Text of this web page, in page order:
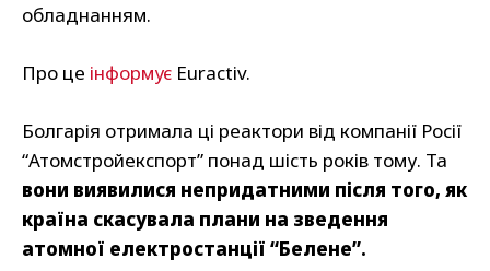
обладнанням.
Про це інформує Euractiv.
Болгарія отримала ці реактори від компанії Росії
“Атомстройекспорт” понад шість років тому. Та
вони виявилися непридатними після того, як
країна скасувала плани на зведення
атомної електростанції “Белене”.